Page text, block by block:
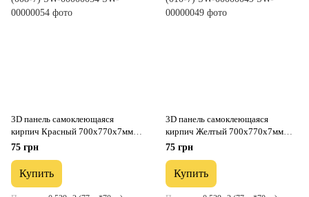
3D панель самоклеющаяся
кирпич Красный 700x770x7мм
(008-7) SW-00000054
75 грн
Купить
3D панель самоклеющаяся
кирпич Желтый 700x770x7мм
(010-7) SW-00000049
75 грн
Купить